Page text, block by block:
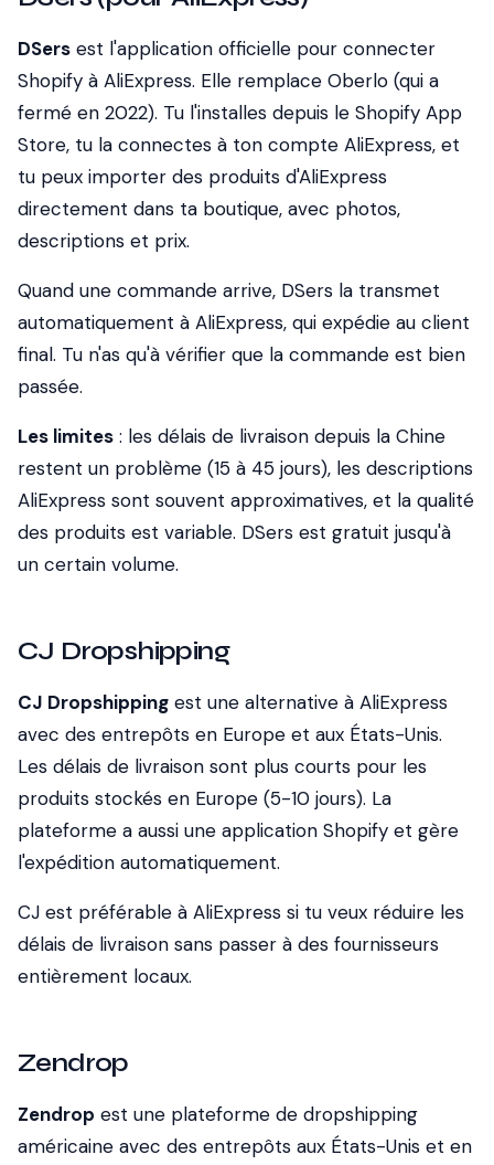
DSers est l'application officielle pour connecter
Shopify à AliExpress. Elle remplace Oberlo (qui a
fermé en 2022). Tu l'installes depuis le Shopify App
Store, tu la connectes à ton compte AliExpress, et
tu peux importer des produits d'AliExpress
directement dans ta boutique, avec photos,
descriptions et prix.
Quand une commande arrive, DSers la transmet
automatiquement à AliExpress, qui expédie au client
final. Tu n'as qu'à vérifier que la commande est bien
passée.
Les limites : les délais de livraison depuis la Chine
restent un problème (15 à 45 jours), les descriptions
AliExpress sont souvent approximatives, et la qualité
des produits est variable. DSers est gratuit jusqu'à
un certain volume.
CJ Dropshipping
CJ Dropshipping est une alternative à AliExpress
avec des entrepôts en Europe et aux États-Unis.
Les délais de livraison sont plus courts pour les
produits stockés en Europe (5-10 jours). La
plateforme a aussi une application Shopify et gère
l'expédition automatiquement.
CJ est préférable à AliExpress si tu veux réduire les
délais de livraison sans passer à des fournisseurs
entièrement locaux.
Zendrop
Zendrop est une plateforme de dropshipping
américaine avec des entrepôts aux États-Unis et en